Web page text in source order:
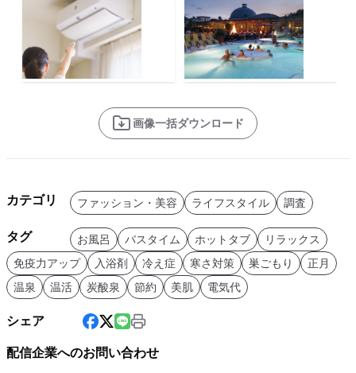
画像一括ダウンロード
カテゴリ ファッション・美容 ライフスタイル 調査
タグ お風呂 バスタイム ホットタブ
リラックス
免疫力アップ
入浴剤 冷え症 寒さ対策 巣ごもり
正月
温泉
温活 炭酸泉 節約 美肌 電気代
シェア
配信企業へのお問い合わせ